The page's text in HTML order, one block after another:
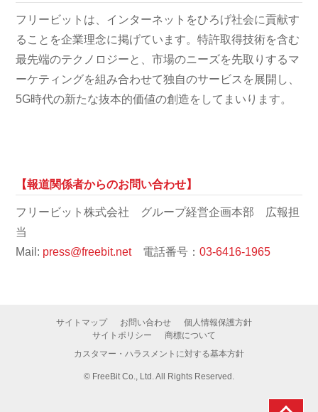
フリービットは、インターネットをひろげ社会に貢献す
ることを企業理念に掲げています。特許取得技術を含む
最先端のテクノロジーと、市場のニーズを先取りするマ
ーケティングを組み合わせて独自のサービスを展開し、
5G時代の新たな抜本的価値の創造をしてまいります。
【報道関係者からのお問い合わせ】
フリービット株式会社 グループ経営企画本部 広報担
当
Mail: press@freebit.net電話番号：03-6416-1965
サイトマップ お問い合わせ
個人情報保護方針
サイトポリシー
商標について
カスタマー・ハラスメントに対する基本方針
© FreeBit Co., Ltd. All Rights Reserved.